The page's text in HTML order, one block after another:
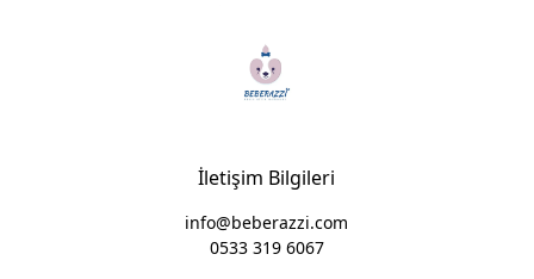
İletişim Bilgileri
info@beberazzi.com
0533 319 6067